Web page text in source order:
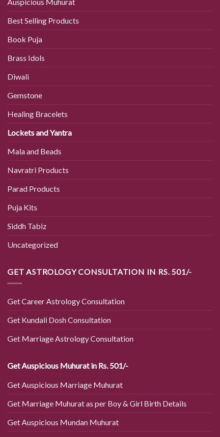
Best Selling Products
Book Puja
Brass Idols
Diwali
Gemstone
Healing Bracelets
Lockets and Yantra
Mala and Beads
Navratri Products
Parad Products
Puja Kits
Siddh Tabiz
Uncategorized
GET ASTROLOGY CONSULTATION IN RS. 501/-
Get Career Astrology Consultation
Get Kundali Dosh Consultation
Get Marriage Astrology Consultation
Get Auspicious Muhurat in Rs. 501/-
Get Auspicious Marriage Muhurat
Get Marriage Muhurat as per Boy & Girl Birth Details
Get Auspicious Mundan Muhurat